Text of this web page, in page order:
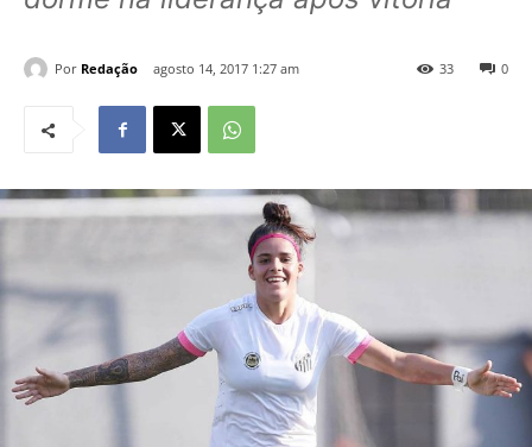
Por Redação agosto 14, 2017 1:27 am 0
33